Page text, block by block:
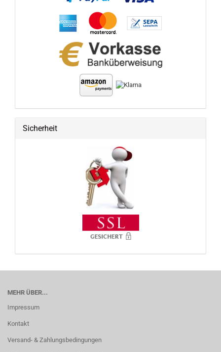
Sicherheit
MEHR ÜBER...
Impressum
Kontakt
Versand- & Zahlungsbedingungen